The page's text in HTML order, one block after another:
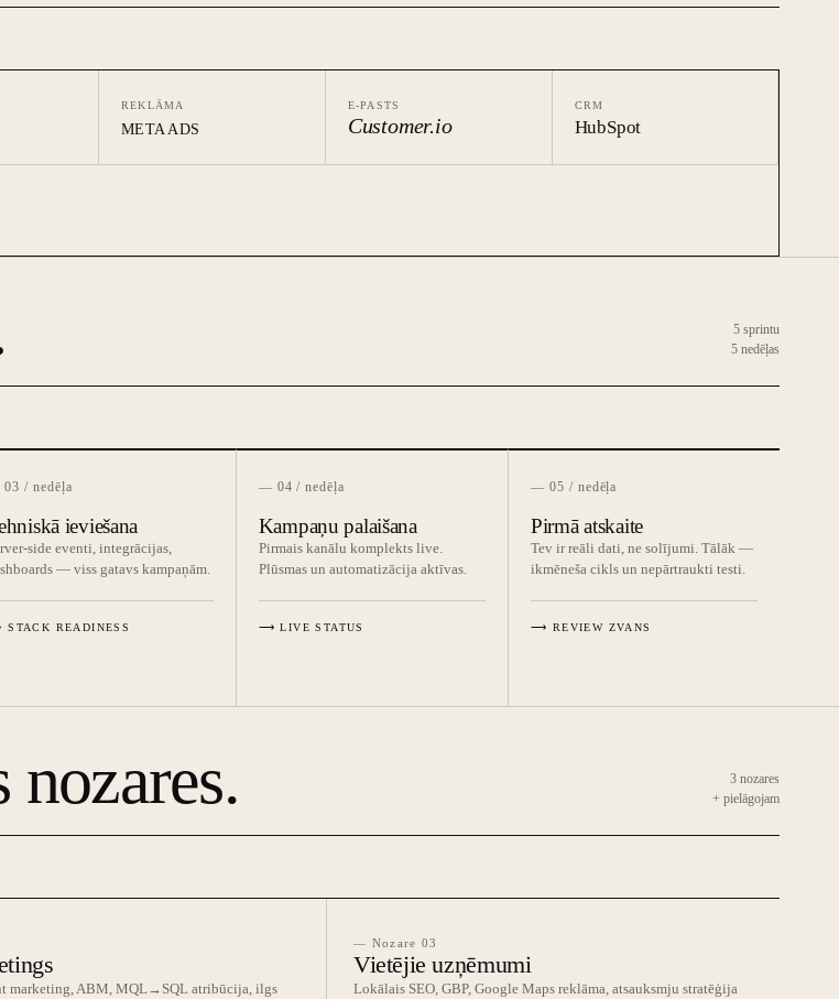
REKLĀMA
META ADS
E-PASTS
Customer.io
CRM
HubSpot
5 sprintu
5 nedēļas
/ nedēļa
ieviešana
side eventi, integrācijas,
— viss gatavs kampaņām.
READINESS
— 04 / nedēļa
Kampaņu palaišana
Pirmais kanālu komplekts live.
Plūsmas un automatizācija aktīvas.
⟶ LIVE STATUS
— 05 / nedēļa
Pirmā atskaite
Tev ir reāli dati, ne solījumi. Tālāk —
ikmēneša cikls un nepārtraukti testi.
⟶ REVIEW ZVANS
nozares.
3 nozares
+ pielāgojam
marketing, ABM, MQL→SQL atribūcija, ilgs
— Nozare 03
Vietējie uzņēmumi
Lokālais SEO, GBP, Google Maps reklāma, atsauksmju stratēģija